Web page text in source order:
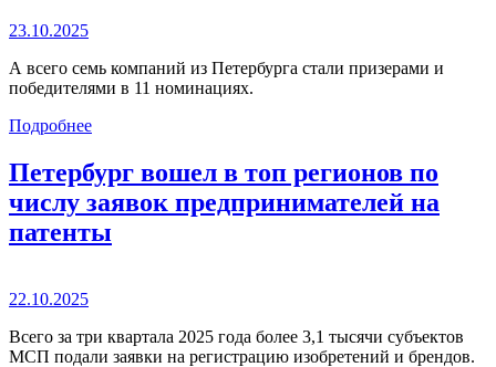
23.10.2025
А всего семь компаний из Петербурга стали призерами и
победителями в 11 номинациях.
Подробнее
Петербург вошел в топ регионов по
числу заявок предпринимателей на
патенты
22.10.2025
Всего за три квартала 2025 года более 3,1 тысячи субъектов
МСП подали заявки на регистрацию изобретений и брендов.